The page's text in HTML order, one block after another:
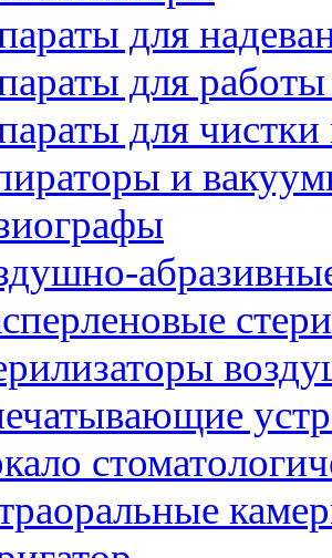
для
для работы
для чистки
и